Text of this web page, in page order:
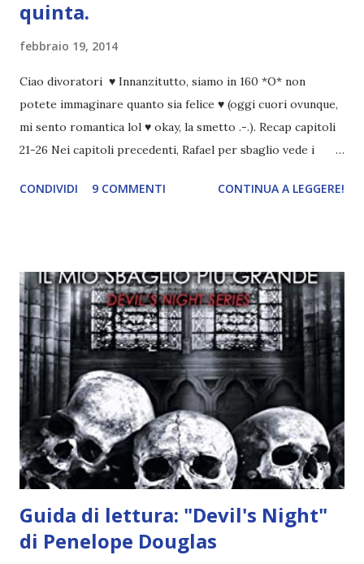
quinta.
febbraio 19, 2014
Ciao divoratori ♥ Innanzitutto, siamo in 160 *O* non
potete immaginare quanto sia felice ♥ (oggi cuori ovunque,
mi sento romantica lol ♥ okay, la smetto .-.). Recap capitoli
21-26 Nei capitoli precedenti, Rafael per sbaglio vede i
incontrano e Hesediel mostra loro come combattere i puri.
angelo puro, Elemiah. Ma, a differenza di cosa pensano,
l'angelo non ha intenzione di fare una strage, piuttosto è lì
per avvertili che Mikael non è più "l'angelo puro" che
credono e che potrebbe aver ucciso altri mezzi angeli, tipo
Rafael. A quelle parole, Haniel seguito da altri ibridi, si reca
nell'appartamento, senza risultati. Infine cercano nella
chiesetta. Lì trovano Rafael alle prese con gli angeli puri,
ma questa volta ...
CONDIVIDI 9 COMMENTI CONTINUA A LEGGERE!
Guida di lettura: "Devil's Night"
di Penelope Douglas